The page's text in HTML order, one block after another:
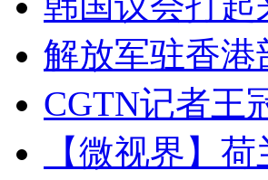
解放军驻香港
CGTN记者王
【微视界】